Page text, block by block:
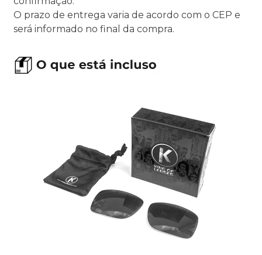
O prazo de entrega varia de acordo com o CEP e
será informado no final da compra.